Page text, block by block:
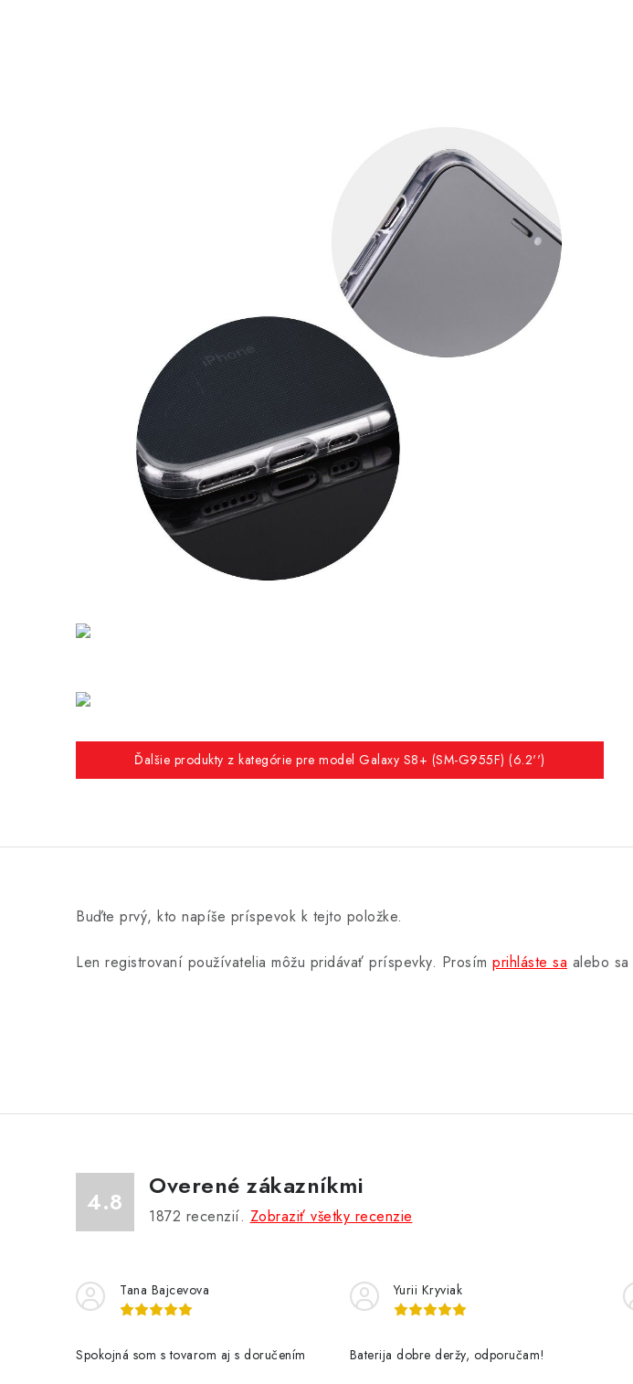
Ďalšie produkty z kategórie pre model Galaxy S8+ (SM-G955F) (6.2'')
Buďte prvý, kto napíše príspevok k tejto položke.
Len registrovaní používatelia môžu pridávať príspevky. Prosím prihláste sa alebo sa
4.8
Overené zákazníkmi
1872 recenzií. Zobraziť všetky recenzie
Tana Bajcevova
Spokojná som s tovarom aj s doručením
Yurii Kryviak
Baterija dobre deržy, odporučam!